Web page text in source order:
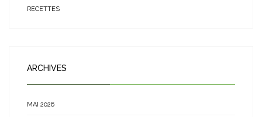
RECETTES
ARCHIVES
MAI 2026